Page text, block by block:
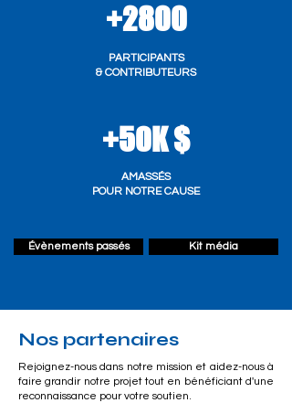
+2800
PARTICIPANTS
& CONTRIBUTEURS
+50K $
AMASSÉS
POUR NOTRE CAUSE
Évènements passés Kit média
Nos partenaires
Rejoignez-nous dans notre mission et aidez-nous à
faire grandir notre projet tout en bénéficiant d'une
reconnaissance pour votre soutien.